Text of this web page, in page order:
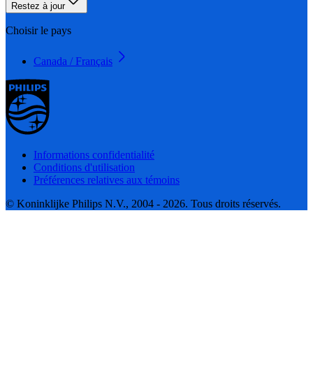
Restez à jour
Choisir le pays
Canada / Français
Informations confidentialité
Conditions d'utilisation
Préférences relatives aux témoins
© Koninklijke Philips N.V., 2004 - 2026. Tous droits réservés.